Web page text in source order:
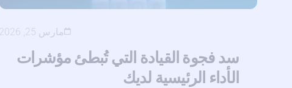
مارس 25, 2026
سد فجوة القيادة التي تُبطئ مؤشرات
الأداء الرئيسية لديك